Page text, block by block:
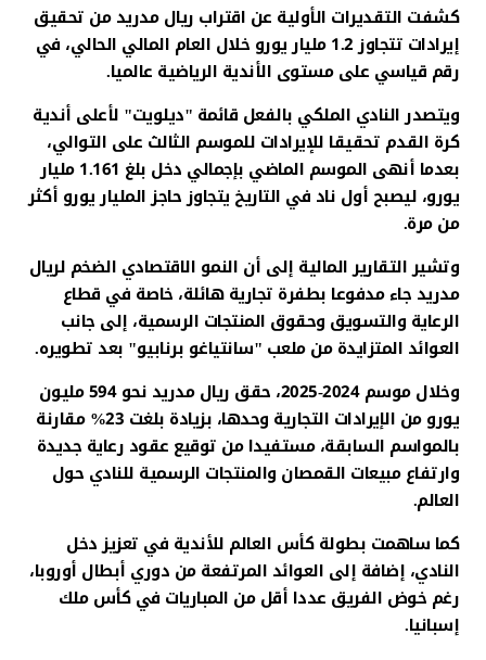
كشفت التقديرات الأولية عن اقتراب ريال مدريد من تحقيق
إيرادات تتجاوز 1.2 مليار يورو خلال العام المالي الحالي، في
رقم قياسي على مستوى الأندية الرياضية عالميا.
ويتصدر النادي الملكي بالفعل قائمة "ديلويت" لأعلى أندية
كرة القدم تحقيقا للإيرادات للموسم الثالث على التوالي،
بعدما أنهى الموسم الماضي بإجمالي دخل بلغ 1.161 مليار
يورو، ليصبح أول ناد في التاريخ يتجاوز حاجز المليار يورو أكثر
من مرة.
وتشير التقارير المالية إلى أن النمو الاقتصادي الضخم لريال
مدريد جاء مدفوعا بطفرة تجارية هائلة، خاصة في قطاع
الرعاية والتسويق وحقوق المنتجات الرسمية، إلى جانب
العوائد المتزايدة من ملعب "سانتياغو برنابيو" بعد تطويره.
وخلال موسم 2024-2025، حقق ريال مدريد نحو 594 مليون
يورو من الإيرادات التجارية وحدها، بزيادة بلغت 23% مقارنة
بالمواسم السابقة، مستفيدا من توقيع عقود رعاية جديدة
وارتفاع مبيعات القمصان والمنتجات الرسمية للنادي حول
العالم.
كما ساهمت بطولة كأس العالم للأندية في تعزيز دخل
النادي، إضافة إلى العوائد المرتفعة من دوري أبطال أوروبا،
رغم خوض الفريق عددا أقل من المباريات في كأس ملك
إسبانيا.